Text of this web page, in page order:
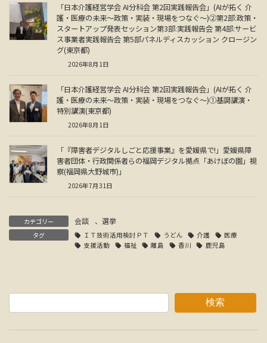
「日本介護経営学会 AI分科会 第2回実践報告会」(AIが拓く 介
護・医療の未来～政策・実装・現場をつなぐ～)②第2部:政策・
スタートアップ発表セッション第3部:実践報告会 第4部:サービ
ス事業者実践報告会 第5部パネルディスカッション クロージン
グ(東京都)
2026年8月1日
「日本介護経営学会 AI分科会 第2回実践報告会」(AIが拓く 介
護・医療の未来～政策・実装・現場をつなぐ～)①基調講演・
特別講演(東京都)
2026年8月1日
「『障害者デジタルしごと応援事業』を愛媛県で!」愛媛県障
害者団体・行政関係者らの福岡デジタル拠点「あけぼの園」視
察(福岡県大野城市)」
2026年7月31日
カテゴリー 会談 、 選挙
タグ ＩＴ技術活用検討ＰＴ うどん 介護
医療
支援活動
福祉 離島 香川 鹿児島
検索